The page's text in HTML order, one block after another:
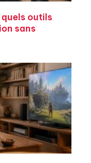
outils
sans